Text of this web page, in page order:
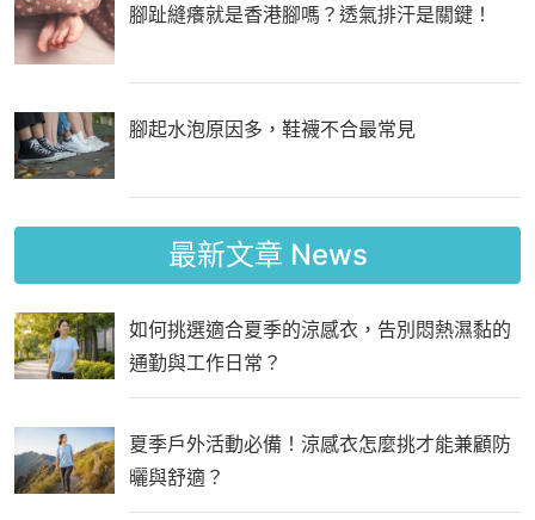
腳趾縫癢就是香港腳嗎？透氣排汗是關鍵！
腳起水泡原因多，鞋襪不合最常見
最新文章 News
如何挑選適合夏季的涼感衣，告別悶熱濕黏的
通勤與工作日常？
夏季戶外活動必備！涼感衣怎麼挑才能兼顧防
曬與舒適？